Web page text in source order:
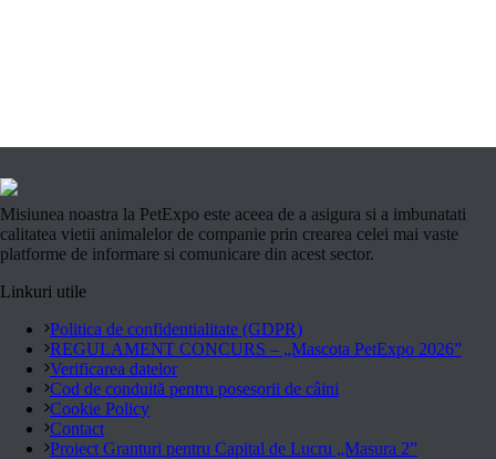
Misiunea noastra la PetExpo este aceea de a asigura si a imbunatati
calitatea vietii animalelor de companie prin crearea celei mai vaste
platforme de informare si comunicare din acest sector.
Linkuri utile
Politica de confidentialitate (GDPR)
REGULAMENT CONCURS – „Mascota PetExpo 2026”
Verificarea datelor
Cod de conduită pentru posesorii de câini
Cookie Policy
Contact
Proiect Granturi pentru Capital de Lucru „Masura 2”